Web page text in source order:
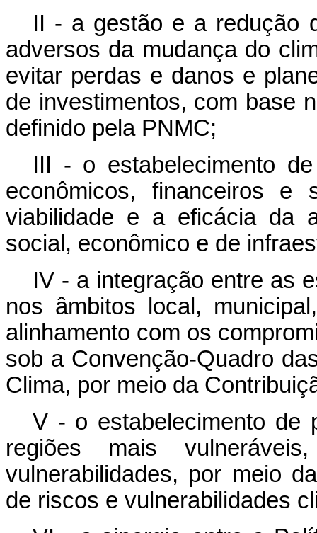
II - a gestão e a redução
adversos da mudança do
evitar perdas e danos e
de investimentos, com base
definido pela PNMC;
III - o estabelecimento
econômicos, financeiros e
viabilidade e a eficácia da
social, econômico e de
IV - a integração entre as
nos âmbitos local,
alinhamento com os
sob a Convenção-Quadro
Clima, por meio da
V - o estabelecimento de
regiões mais
vulnerabilidades, por meio
de riscos e vulnerabilidades